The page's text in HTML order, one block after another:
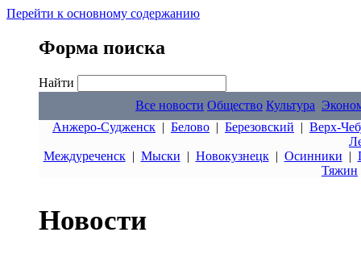
Перейти к основному содержанию
Форма поиска
Найти
Все новости Общество Культура
Анжеро-Судженск | Белово | Березовский | Верх-
Междуреченск| Мыски | Новокузнецк| Осинники |
Тяжин
Новости